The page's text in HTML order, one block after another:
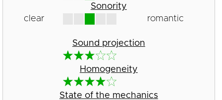
Sonority
clear
romantic
Sound projection
Homogeneity
State of the mechanics